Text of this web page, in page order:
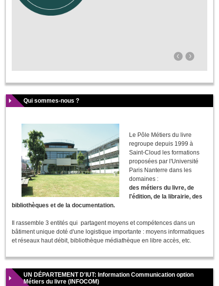
Qui sommes-nous ?
Le Pôle Métiers du livre
regroupe depuis 1999 à
Saint-Cloud les formations
proposées par l'Université
Paris Nanterre dans les
domaines :
des métiers du livre, de
l'édition, de la librairie, des
bibliothèques et de la documentation.
Il rassemble 3 entités qui partagent moyens et compétences dans un
bâtiment unique doté d'une logistique importante : moyens informatiques
et réseaux haut débit, bibliothèque médiathèque en libre accès, etc.
UN DÉPARTEMENT D'IUT: Information Communication option
Métiers du livre (INFOCOM)